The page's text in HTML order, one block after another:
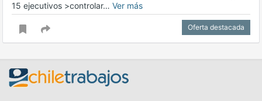
15 ejecutivos >controlar… Ver más
Oferta destacada